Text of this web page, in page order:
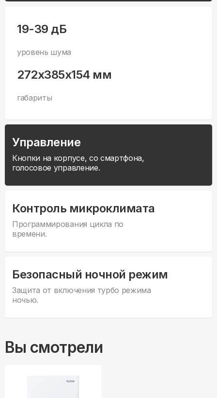
19-39 дБ
уровень шума
272x385x154 мм
габариты
Управление
Кнопки на корпусе, со смартфона,
голосовое управление.
Контроль микроклимата
Программирования цикла по
времени.
Безопасный ночной режим
Защита от включения турбо режима
ночью.
Вы смотрели